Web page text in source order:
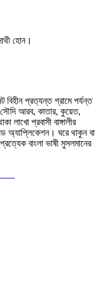
হোন।
বিহীন প্রত্যন্ত গ্রামে পর্যন্ত
সৌদি আরব, কাতার, কুয়েত,
লাখো প্রবাসী বাঙ্গালীর
অ্যাপ্লিকেশন। ঘরে থাকুন বা
বাংলা ভাষী মুসলমানের